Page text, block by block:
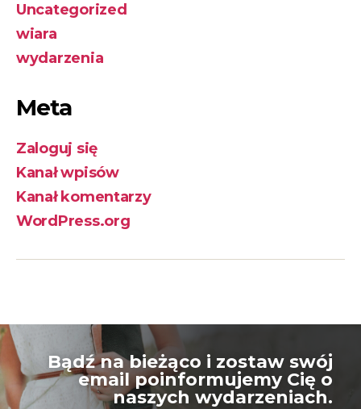
Uncategorized
wiara
wydarzenia
Meta
Zaloguj się
Kanał wpisów
Kanał komentarzy
WordPress.org
Bądź na bieżąco i zostaw swój
email poinformujemy Cię o
naszych wydarzeniach.